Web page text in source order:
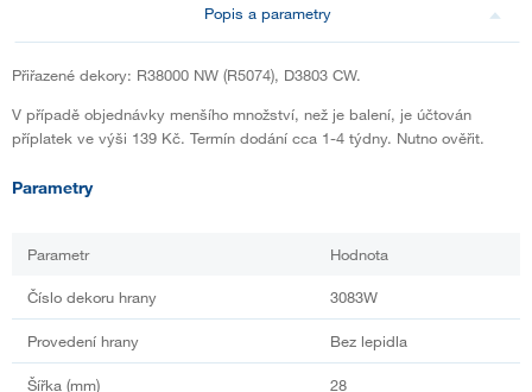
Popis a parametry
Přiřazené dekory: R38000 NW (R5074), D3803 CW.
V případě objednávky menšího množství, než je balení, je účtován
příplatek ve výši 139 Kč. Termín dodání cca 1-4 týdny. Nutno ověřit.
Parametry
Parametr Hodnota
Číslo dekoru hrany 3083W
Provedení hrany Bez lepidla
Šířka (mm) 28